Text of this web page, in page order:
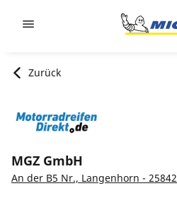
Zurück
MGZ GmbH
An der B5 Nr., Langenhorn - 25842